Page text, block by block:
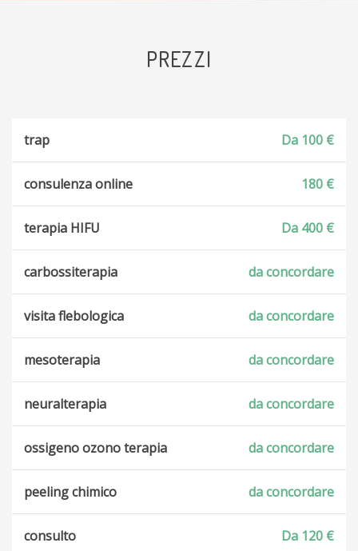
PREZZI
trap Da 100 €
consulenza online 180 €
terapia HIFU Da 400 €
carbossiterapia da concordare
visita flebologica da concordare
mesoterapia da concordare
neuralterapia da concordare
ossigeno ozono terapia da concordare
peeling chimico da concordare
consulto Da 120 €